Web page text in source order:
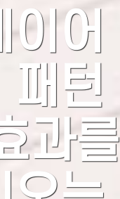
어
패턴
과를